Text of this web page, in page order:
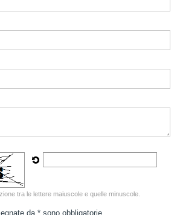
tra le lettere maiuscole e quelle minuscole.
da * sono obbligatorie.